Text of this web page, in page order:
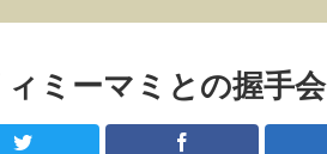
ィミーマミとの握手会